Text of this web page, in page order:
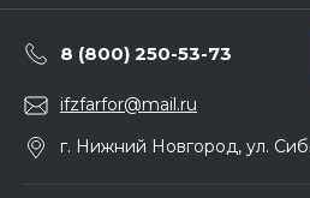
8 (800) 250-53-73
ifzfarfor@mail.ru
г. Нижний Новгород, ул.